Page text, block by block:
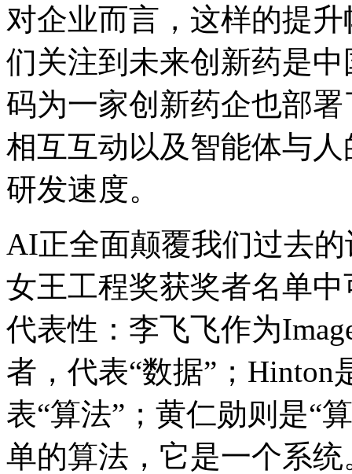
对企业而言，这样的提
们关注到未来创新药是中
码为一家创新药企也部署
相互互动以及智能体与人
研发速度。
AI正全面颠覆我们过去
女王工程奖获奖者名单中
代表性：李飞飞作为
者，代表“数据”；
表“算法”；黄仁勋则是“
单的算法，它是一个系